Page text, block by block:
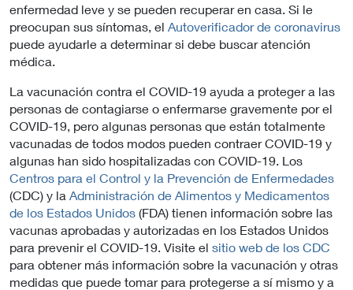
enfermedad leve y se pueden recuperar en casa. Si le
preocupan sus síntomas, el Autoverificador de coronavirus
puede ayudarle a determinar si debe buscar atención
médica.
La vacunación contra el COVID-19 ayuda a proteger a las
personas de contagiarse o enfermarse gravemente por el
COVID-19, pero algunas personas que están totalmente
vacunadas de todos modos pueden contraer COVID-19 y
algunas han sido hospitalizadas con COVID-19. Los
Centros para el Control y la Prevención de Enfermedades
(CDC) y la Administración de Alimentos y Medicamentos
de los Estados Unidos (FDA) tienen información sobre las
vacunas aprobadas y autorizadas en los Estados Unidos
para prevenir el COVID-19. Visite el sitio web de los CDC
para obtener más información sobre la vacunación y otras
medidas que puede tomar para protegerse a sí mismo y a